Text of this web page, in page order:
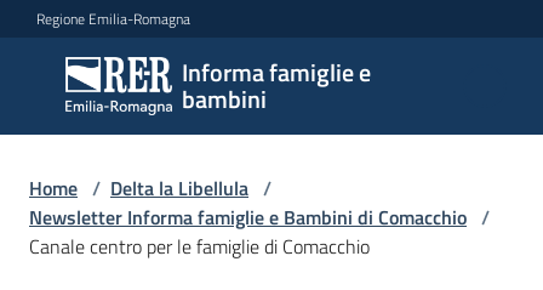
Vai al contenuto
Vai alla navigazione
Vai al footer
Regione Emilia-Romagna
Informa famiglie e
bambini
Informa
famiglie
e
bambini
Home / Delta la Libellula /
Newsletter Informa famiglie e Bambini di Comacchio /
Canale centro per le famiglie di Comacchio